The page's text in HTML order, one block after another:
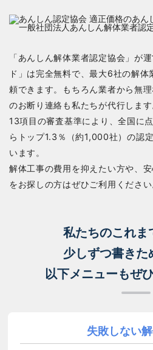
「あんしん解体業者認定協会」が
ド」は完全無料で、最大6社の解
頼できます。もちろん業者から無
のお断り連絡も私たちが代行します
13項目の審査基準により、全国に
らトップ1.3％（約1,000社）の認
います。
解体工事の費用を抑えたい方や、
をお探しの方はぜひご利用ください
私たちのこれま
少しずつ書きた
以下メニューもぜ
失敗しない